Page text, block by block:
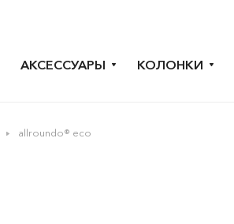
АКСЕССУАРЫ КОЛОНКИ
allroundo® eco